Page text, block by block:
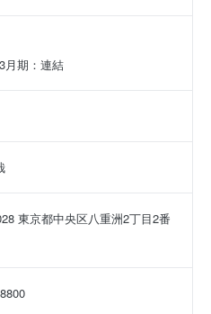
月期：連結
東京都中央区八重洲2丁目2番